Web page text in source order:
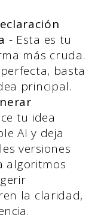
- Esta es tu
más cruda.
basta
principal.
tu idea
AI y deja
versiones
algoritmos
la claridad,